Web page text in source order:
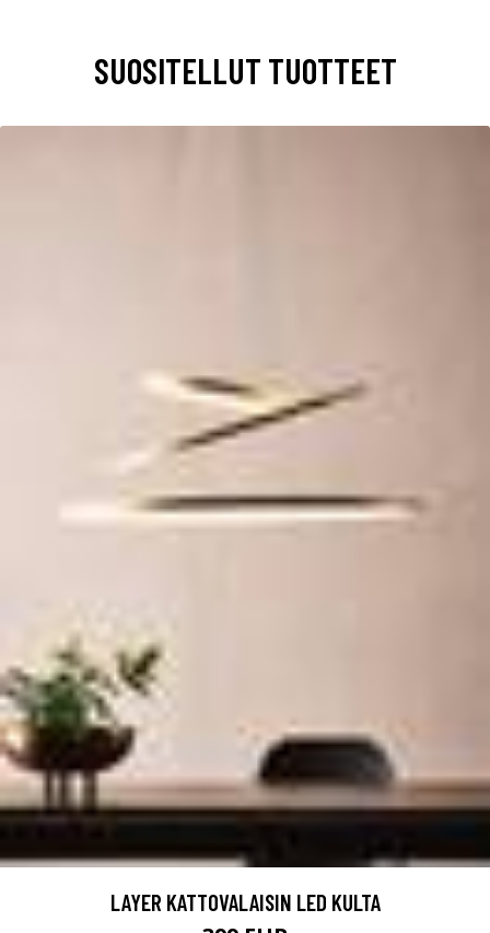
SUOSITELLUT TUOTTEET
LAYER KATTOVALAISIN LED KULTA